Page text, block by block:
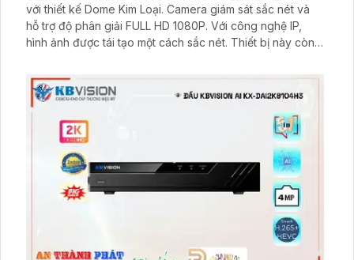
với thiết kế Dome Kim Loại. Camera giám sát sắc nét và
hỗ trợ độ phân giải FULL HD 1080P. Với công nghệ IP,
hình ảnh được tái tạo một cách sắc nét. Thiết bị này còn
cho việc giám sát